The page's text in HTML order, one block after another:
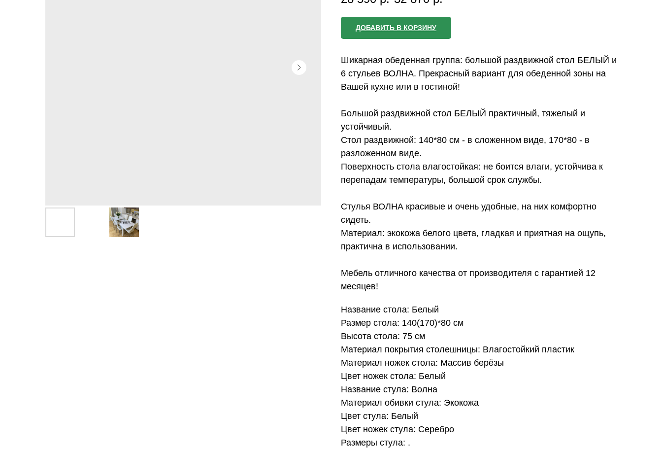
ДОБАВИТЬ В КОРЗИНУ
Шикарная обеденная группа: большой раздвижной стол БЕЛЫЙ и
6 стульев ВОЛНА. Прекрасный вариант для обеденной зоны на
Вашей кухне или в гостиной!
Большой раздвижной стол БЕЛЫЙ практичный, тяжелый и
устойчивый.
Стол раздвижной: 140*80 см - в сложенном виде, 170*80 - в
разложенном виде.
Поверхность стола влагостойкая: не боится влаги, устойчива к
перепадам температуры, большой срок службы.
Стулья ВОЛНА красивые и очень удобные, на них комфортно
сидеть.
Материал: экокожа белого цвета, гладкая и приятная на ощупь,
практична в использовании.
Мебель отличного качества от производителя с гарантией 12
месяцев!
Название стола: Белый
Размер стола: 140(170)*80 см
Высота стола: 75 см
Материал покрытия столешницы: Влагостойкий пластик
Материал ножек стола: Массив берёзы
Цвет ножек стола: Белый
Название стула: Волна
Материал обивки стула: Экокожа
Цвет стула: Белый
Цвет ножек стула: Серебро
Размеры стула: .